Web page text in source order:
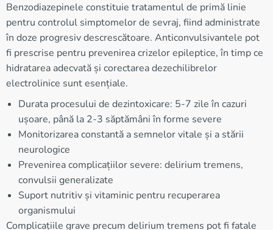
Benzodiazepinele constituie tratamentul de primă linie
pentru controlul simptomelor de sevraj, fiind administrate
în doze progresiv descrescătoare. Anticonvulsivantele pot
fi prescrise pentru prevenirea crizelor epileptice, în timp ce
hidratarea adecvată și corectarea dezechilibrelor
electrolinice sunt esențiale.
Durata procesului de dezintoxicare: 5-7 zile în cazuri
ușoare, până la 2-3 săptămâni în forme severe
Monitorizarea constantă a semnelor vitale și a stării
neurologice
Prevenirea complicațiilor severe: delirium tremens,
convulsii generalizate
Suport nutritiv și vitaminic pentru recuperarea
organismului
Complicațiile grave precum delirium tremens pot fi fatale